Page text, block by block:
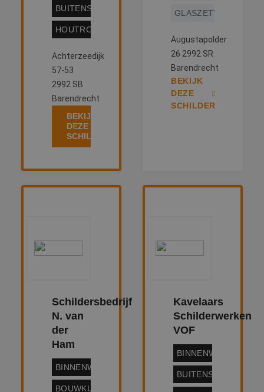
BUITENSCHILDERWERK
HOUTROTREPARATIE
Achterzeedijk
57-53
2992 SB
Barendrecht
BEKIJK
DEZE
SCHILDER
GLASZETTEN
Augustapolder
26 2992 SR
Barendrecht
BEKIJK
DEZE
SCHILDER
Schildersbedrijf
N. van
der
Ham
BINNENWERK
BOUWKUNDIG
Kavelaars
Schilderwerken
VOF
BINNENWERK